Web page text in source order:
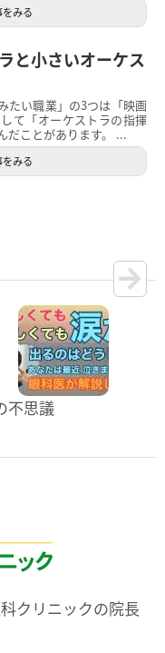
みる
と小さいオーケス
たい職業」の3つは「映画
て「オーケストラの指揮
だことがあります。 ...
みる
不思議
クリニックの院長